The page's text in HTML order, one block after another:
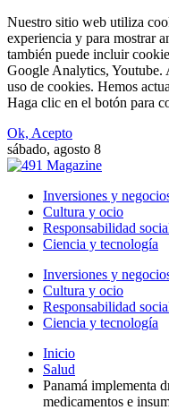
Nuestro sitio web utiliza
experiencia y para mostrar
también puede incluir
Google Analytics, Youtube.
uso de cookies. Hemos
Haga clic en el botón para
Ok, Acepto
sábado, agosto 8
Inversiones y
Cultura y ocio
Responsabilidad
Ciencia y tecnología
Inversiones y
Cultura y ocio
Responsabilidad
Ciencia y tecnología
Inicio
Salud
Panamá implementa
medicamentos e